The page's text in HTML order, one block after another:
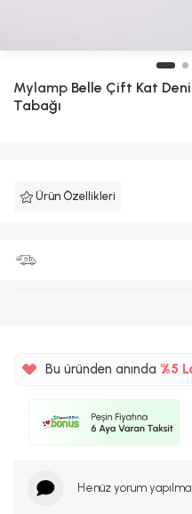
Mylamp Belle Çift Kat
Tabağı
Ürün Özellikleri
Bu üründen anında %5
%5
Henüz yorum